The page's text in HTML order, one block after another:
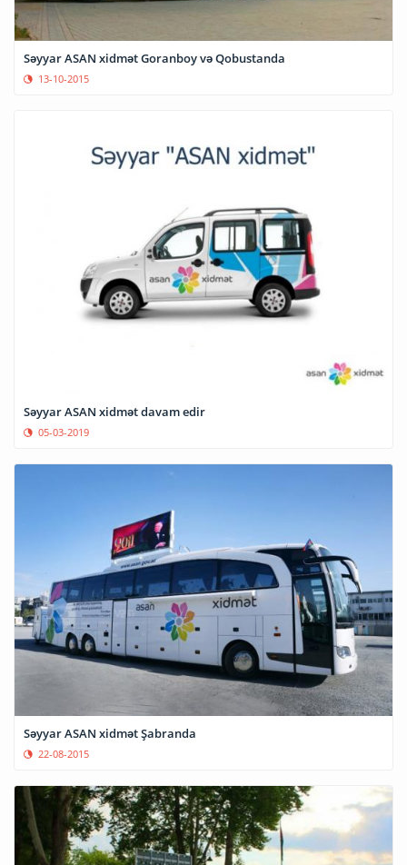
Səyyar ASAN xidmət Goranboy və Qobustanda
13-10-2015
Səyyar ASAN xidmət davam edir
05-03-2019
Səyyar ASAN xidmət Şabranda
22-08-2015